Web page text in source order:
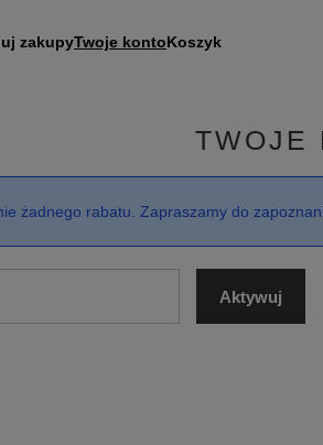
zakupyTwoje kontoKoszyk
TWOJE
żadnego rabatu. Zapraszamy do
Aktywuj